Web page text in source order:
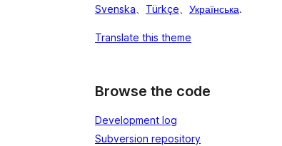
Svenska
Türkçe Українська.
Translate this theme
Browse the code
Development log
Subversion repository